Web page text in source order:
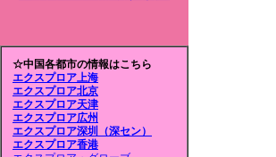
☆中国各都市の情報はこちら
エクスプロア上海
エクスプロア北京
エクスプロア天津
エクスプロア広州
エクスプロア深圳（深セン）
エクスプロア香港